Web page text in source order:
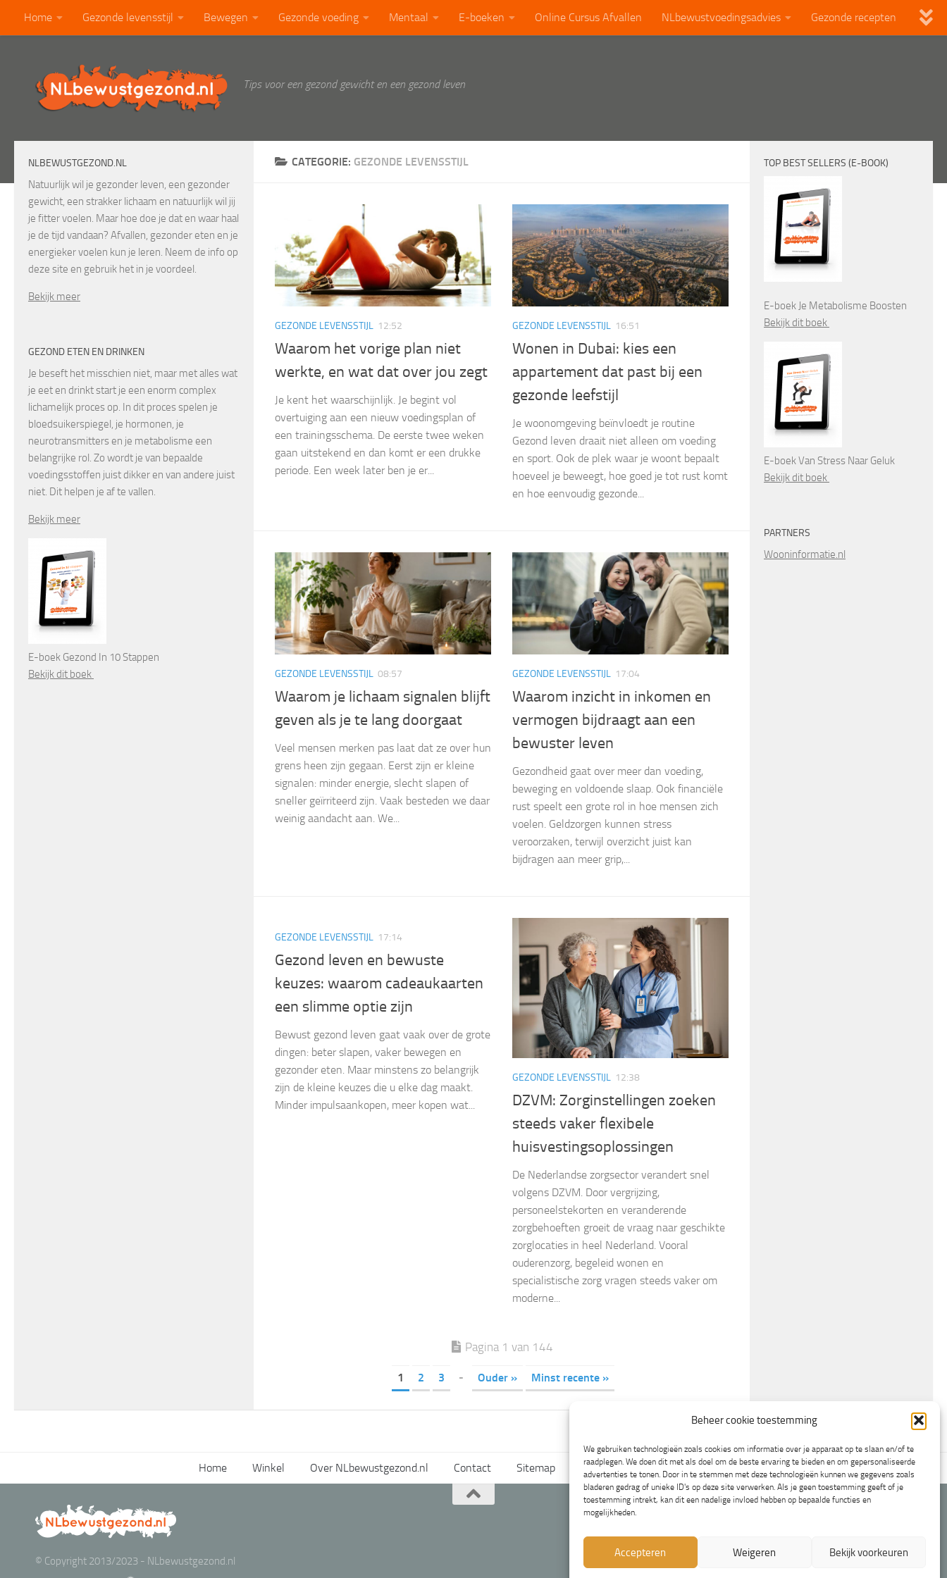
Beheer cookie toestemming
We gebruiken technologieën zoals cookies om informatie over je apparaat op te slaan en/of te
raadplegen. We doen dit met als doel om de beste ervaring te bieden en om gepersonaliseerde
advertenties te tonen. Door in te stemmen met deze technologieën kunnen we gegevens zoals
bladeren gedrag of unieke ID's op deze site verwerken. Als je geen toestemming geeft of je
toestemming intrekt, kan dit een nadelige invloed hebben op bepaalde functies en
mogelijkheden.
Accepteren Weigeren Bekijk voorkeuren
Doorgaan naar inhoud
Home Gezonde levensstijl Bewegen Gezonde voeding Mentaal E-boeken Online Cursus Afvallen NLbewustvoedingsadvies Gezonde recepten
Tips voor een gezond gewicht en een gezond leven
CATEGORIE: GEZONDE LEVENSSTIJL
GEZONDE LEVENSSTIJL 12:52
Waarom het vorige plan niet
werkte, en wat dat over jou zegt
Je kent het waarschijnlijk. Je begint vol
overtuiging aan een nieuw voedingsplan of
een trainingsschema. De eerste twee weken
gaan uitstekend en dan komt er een drukke
periode. Een week later ben je er...
GEZONDE LEVENSSTIJL 16:51
Wonen in Dubai: kies een
appartement dat past bij een
gezonde leefstijl
Je woonomgeving beïnvloedt je routine
Gezond leven draait niet alleen om voeding
en sport. Ook de plek waar je woont bepaalt
hoeveel je beweegt, hoe goed je tot rust komt
en hoe eenvoudig gezonde...
GEZONDE LEVENSSTIJL 08:57
Waarom je lichaam signalen blijft
geven als je te lang doorgaat
Veel mensen merken pas laat dat ze over hun
grens heen zijn gegaan. Eerst zijn er kleine
signalen: minder energie, slecht slapen of
sneller geïrriteerd zijn. Vaak besteden we daar
weinig aandacht aan. We...
GEZONDE LEVENSSTIJL 17:04
Waarom inzicht in inkomen en
vermogen bijdraagt aan een
bewuster leven
Gezondheid gaat over meer dan voeding,
beweging en voldoende slaap. Ook financiële
rust speelt een grote rol in hoe mensen zich
voelen. Geldzorgen kunnen stress
veroorzaken, terwijl overzicht juist kan
bijdragen aan meer grip,...
GEZONDE LEVENSSTIJL 17:14
Gezond leven en bewuste
keuzes: waarom cadeaukaarten
een slimme optie zijn
Bewust gezond leven gaat vaak over de grote
dingen: beter slapen, vaker bewegen en
gezonder eten. Maar minstens zo belangrijk
zijn de kleine keuzes die u elke dag maakt.
Minder impulsaankopen, meer kopen wat...
GEZONDE LEVENSSTIJL 12:38
DZVM: Zorginstellingen zoeken
steeds vaker flexibele
huisvestingsoplossingen
De Nederlandse zorgsector verandert snel
volgens DZVM. Door vergrijzing,
personeelstekorten en veranderende
zorgbehoeften groeit de vraag naar geschikte
zorglocaties in heel Nederland. Vooral
ouderenzorg, begeleid wonen en
specialistische zorg vragen steeds vaker om
moderne...
Pagina 1 van 144
1 2 3 - Ouder » Minst recente »
NLBEWUSTGEZOND.NL
Natuurlijk wil je gezonder leven, een gezonder
gewicht, een strakker lichaam en natuurlijk wil jij
je fitter voelen. Maar hoe doe je dat en waar haal
je de tijd vandaan? Afvallen, gezonder eten en je
energieker voelen kun je leren. Neem de info op
deze site en gebruik het in je voordeel.
Bekijk meer
GEZOND ETEN EN DRINKEN
Je beseft het misschien niet, maar met alles wat
je eet en drinkt start je een enorm complex
lichamelijk proces op. In dit proces spelen je
bloedsuikerspiegel, je hormonen, je
neurotransmitters en je metabolisme een
belangrijke rol. Zo wordt je van bepaalde
voedingsstoffen juist dikker en van andere juist
niet. Dit helpen je af te vallen.
Bekijk meer
E-boek Gezond In 10 Stappen
Bekijk dit boek
TOP BEST SELLERS (E-BOOK)
E-boek Je Metabolisme Boosten
Bekijk dit boek
E-boek Van Stress Naar Geluk
Bekijk dit boek
PARTNERS
Wooninformatie.nl
Home Winkel Over NLbewustgezond.nl Contact Sitemap Voorwaarden Cookiebeleid (EU)
© Copyright 2013/2023 - NLbewustgezond.nl